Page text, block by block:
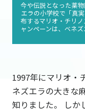
今や伝説となった薬
エラの小学校で「真
布するマリオ・チリ
ャンペーンは、ベネ
1997年にマリオ・
ネズエラの大きな
知りました。 しか